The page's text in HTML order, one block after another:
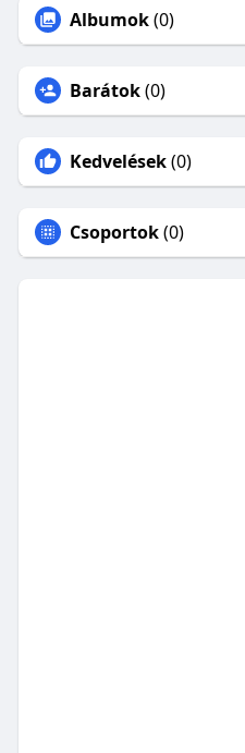
Albumok(0)
Barátok(0)
Kedvelések(0)
Csoportok(0)